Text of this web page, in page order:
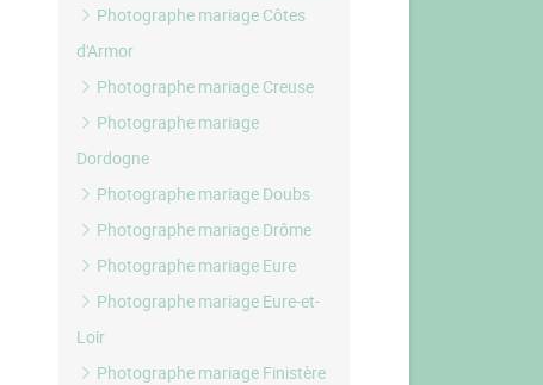
Photographe mariage Côtes
d'Armor
Photographe mariage Creuse
Photographe mariage
Dordogne
Photographe mariage Doubs
Photographe mariage Drôme
Photographe mariage Eure
Photographe mariage Eure-et-
Loir
Photographe mariage Finistère